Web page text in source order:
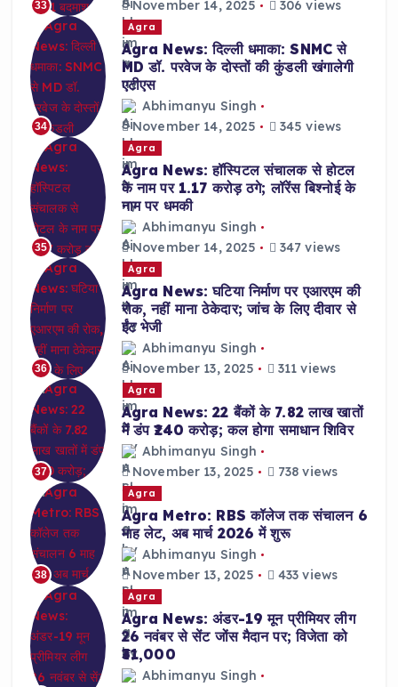
33
November 14, 2025
306 views
34
Agra
Agra News: दिल्ली धमाका: SNMC से
MD डॉ. परवेज के दोस्तों की कुंडली खंगालेगी
एटीएस
Abhimanyu Singh
November 14, 2025
345 views
35
Agra
Agra News: हॉस्पिटल संचालक से होटल
के नाम पर 1.17 करोड़ ठगे; लॉरेंस बिश्नोई के
नाम पर धमकी
Abhimanyu Singh
November 14, 2025
347 views
36
Agra
Agra News: घटिया निर्माण पर एआरएम की
रोक, नहीं माना ठेकेदार; जांच के लिए दीवार से
ईंट भेजी
Abhimanyu Singh
November 13, 2025
311 views
37
Agra
Agra News: 22 बैंकों के 7.82 लाख खातों
में डंप ₹240 करोड़; कल होगा समाधान शिविर
Abhimanyu Singh
November 13, 2025
738 views
38
Agra
Agra Metro: RBS कॉलेज तक संचालन 6
माह लेट, अब मार्च 2026 में शुरू
Abhimanyu Singh
November 13, 2025
433 views
Agra
Agra News: अंडर-19 मून प्रीमियर लीग
26 नवंबर से सेंट जोंस मैदान पर; विजेता को
₹31,000
Abhimanyu Singh